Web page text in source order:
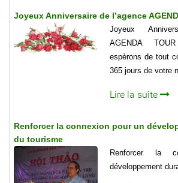
Joyeux Anniversaire de l’agence
Joyeux
AGENDA
espèrons de tout
365 jours de votre
Lire la suite
Renforcer la connexion pour un
du tourisme
Renforcer la
développement